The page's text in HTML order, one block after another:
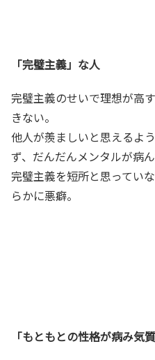
「完璧主義」な人
完璧主義のせいで理想が高
きない。
他人が羨ましいと思えるよ
ず、だんだんメンタルが病ん
完璧主義を短所と思ってい
らかに悪癖。
「もともとの性格が病み気